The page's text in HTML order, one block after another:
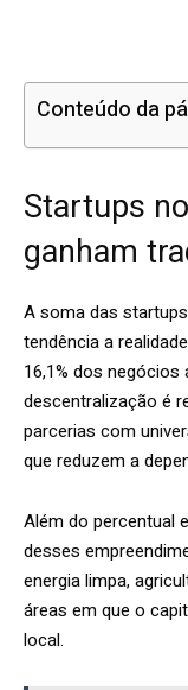
Conteúdo da
Startups
ganham
A soma das
tendência a
16,1% dos
descentralização é
parcerias com
que reduzem a
Além do percentual
desses
energia limpa,
áreas em que o
local.